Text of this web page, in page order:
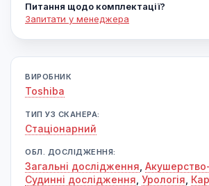
Питання щодо комплектації?
Запитати у менеджера
ВИРОБНИК
Toshiba
ТИП УЗ СКАНЕРА:
Cтаціонарний
ОБЛ. ДОСЛІДЖЕННЯ:
Загальні дослідження Акушерство-
Судинні дослідження Урологія